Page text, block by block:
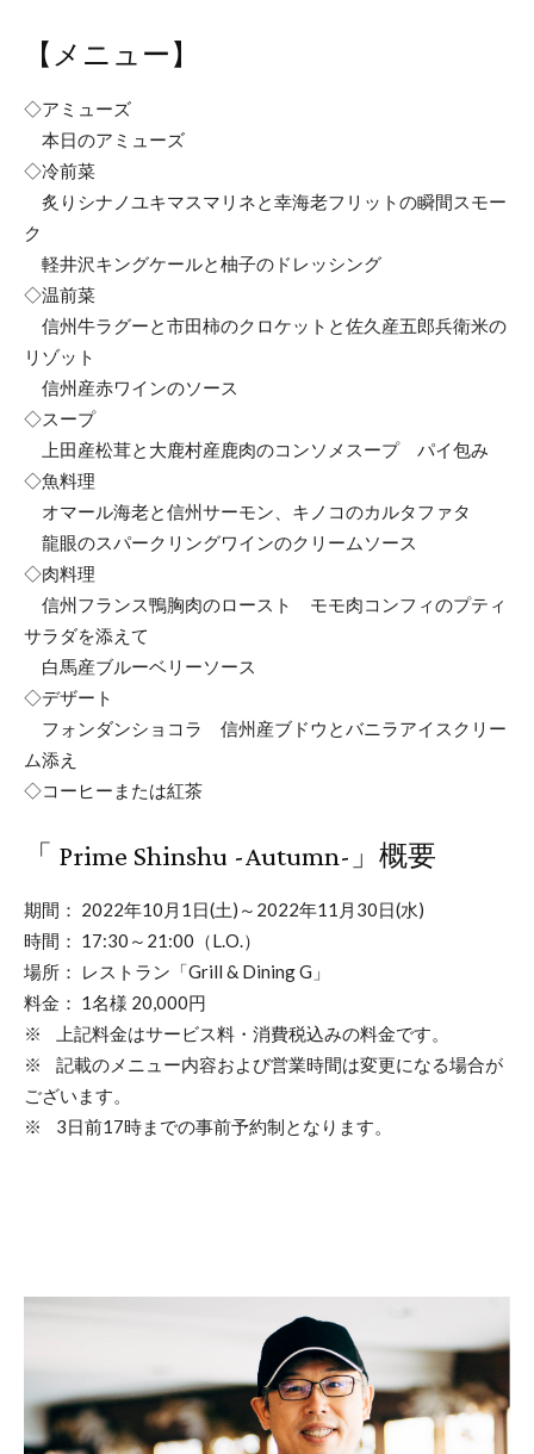
【メニュー】
◇アミューズ
本日のアミューズ
◇冷前菜
炙りシナノユキマスマリネと幸海老フリットの瞬間スモー
ク
軽井沢キングケールと柚子のドレッシング
◇温前菜
信州牛ラグーと市田柿のクロケットと佐久産五郎兵衛米の
リゾット
信州産赤ワインのソース
◇スープ
上田産松茸と大鹿村産鹿肉のコンソメスープ パイ包み
◇魚料理
オマール海老と信州サーモン、キノコのカルタファタ
龍眼のスパークリングワインのクリームソース
◇肉料理
信州フランス鴨胸肉のロースト モモ肉コンフィのプティ
サラダを添えて
白馬産ブルーベリーソース
◇デザート
フォンダンショコラ 信州産ブドウとバニラアイスクリー
ム添え
◇コーヒーまたは紅茶
「 Prime Shinshu -Autumn-」概要
期間： 2022年10月1日(土)～2022年11月30日(水)
時間： 17:30～21:00（L.O.）
場所： レストラン「Grill & Dining G」
料金： 1名様 20,000円
※ 上記料金はサービス料・消費税込みの料金です。
※ 記載のメニュー内容および営業時間は変更になる場合が
ございます。
※ 3日前17時までの事前予約制となります。